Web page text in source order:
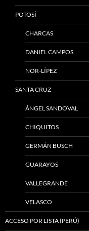
POTOSÍ
CHARCAS
DANIEL CAMPOS
NOR-LÍPEZ
SANTA CRUZ
ÁNGEL SANDOVAL
CHIQUITOS
GERMÁN BUSCH
GUARAYOS
VALLEGRANDE
VELASCO
ACCESO POR LISTA (PERÚ)